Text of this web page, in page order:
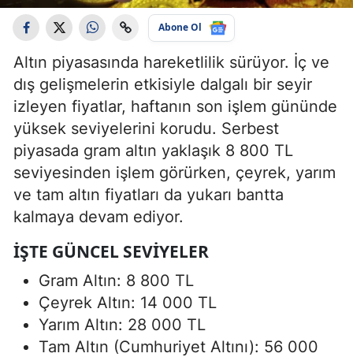
Abone Ol
Altın piyasasında hareketlilik sürüyor. İç ve
dış gelişmelerin etkisiyle dalgalı bir seyir
izleyen fiyatlar, haftanın son işlem gününde
yüksek seviyelerini korudu. Serbest
piyasada gram altın yaklaşık 8 800 TL
seviyesinden işlem görürken, çeyrek, yarım
ve tam altın fiyatları da yukarı bantta
kalmaya devam ediyor.
İŞTE GÜNCEL SEVIYELER
Gram Altın: 8 800 TL
Çeyrek Altın: 14 000 TL
Yarım Altın: 28 000 TL
Tam Altın (Cumhuriyet Altını): 56 000